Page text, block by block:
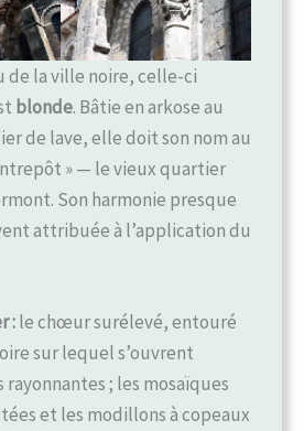
de la ville noire, celle-ci
blonde. Bâtie en arkose au
de lave, elle doit son nom au
» — le vieux quartier
Son harmonie presque
attribuée à l’application du
:le chœur surélevé, entouré
sur lequel s’ouvrent
; les mosaïques
et les modillons à copeaux